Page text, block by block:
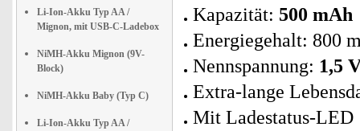
Li-Ion-Akku Typ AA /
Mignon, mit USB-C-Ladebox
NiMH-Akku Mignon (9V-
Block)
NiMH-Akku Baby (Typ C)
Li-Ion-Akku Typ AA /
Kapazität: 500 mAh
Energiegehalt: 800
Nennspannung: 1,5
Extra-lange
Mit Ladestatus-LED